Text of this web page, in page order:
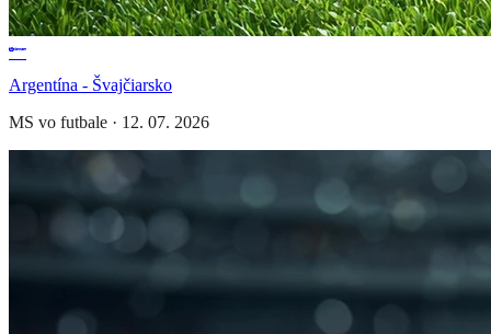
Argentína - Švajčiarsko
MS vo futbale · 12. 07. 2026